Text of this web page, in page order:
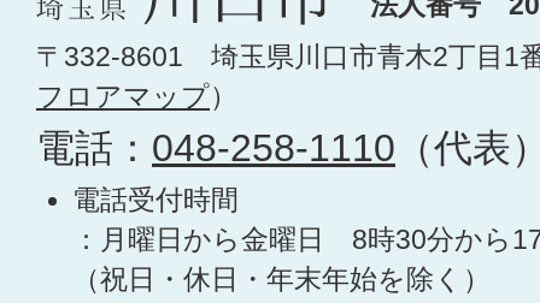
〒332-8601 埼玉県川口市青木2丁目1
フロアマップ）
電話： 048-258-1110 （代表
電話受付時間
：月曜日から金曜日 8時30分から
（祝日・休日・年末年始を除く）